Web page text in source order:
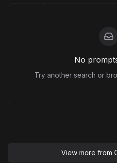
No
Try another search or
View more from